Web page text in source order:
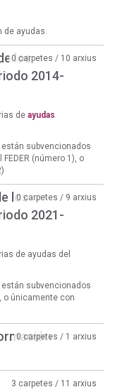
de ayudas.
los
2014-
0 carpetes / 10 arxius
de ayudas
subvencionados
(número 1), o
los
2021-
0 carpetes / 9 arxius
de ayudas del
subvencionados
o únicamente con
0 carpetes / 1 arxius
3 carpetes / 11 arxius